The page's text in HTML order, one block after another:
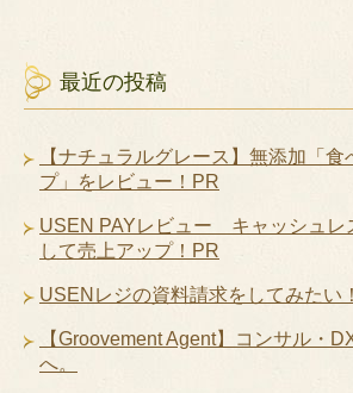
最近の投稿
【ナチュラルグレース】無添加「
プ」をレビュー！PR
USEN PAYレビュー キャッシュレ
して売上アップ！PR
USENレジの資料請求をしてみたい
【Groovement Agent】コンサル・
へ。